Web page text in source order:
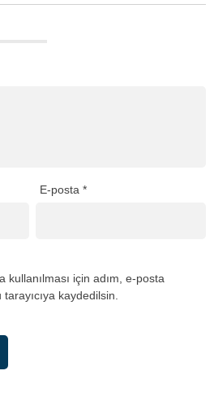
E-posta*
kullanılması için adım, e-posta
kaydedilsin.